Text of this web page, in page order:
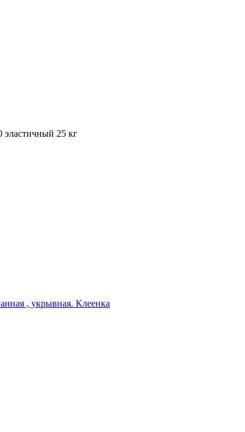
25 кг
, укрывная. Клеенка